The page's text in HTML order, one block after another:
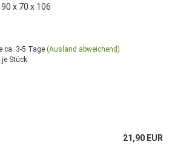
x 70 x 106
ca. 3-5 Tage (Ausland abweichend)
je Stück
21,90 EUR